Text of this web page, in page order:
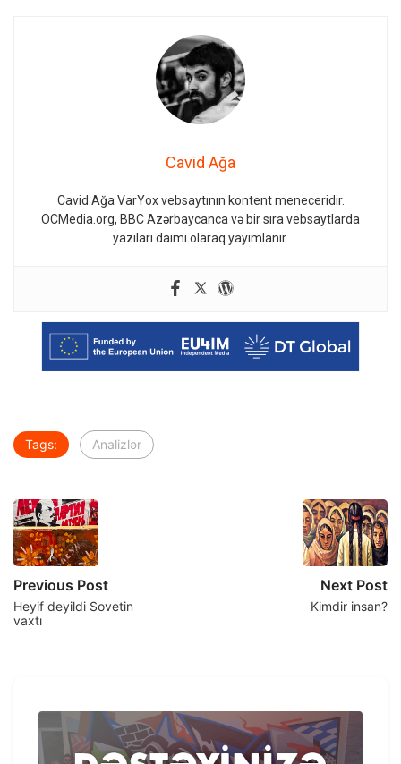
Cavid Ağa
Cavid Ağa VarYox vebsaytının kontent meneceridir.
OCMedia.org, BBC Azərbaycanca və bir sıra vebsaytlarda
yazıları daimi olaraq yayımlanır.
Tags: Analizlər
Previous Post
Heyif deyildi Sovetin
vaxtı
Next Post
Kimdir insan?